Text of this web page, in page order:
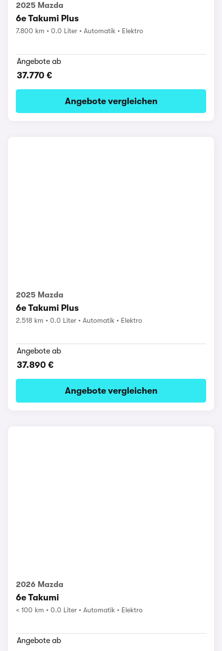
2025 Mazda
6e Takumi Plus
7.800 km 0.0 Liter Automatik Elektro
Angebote ab
37.770 €
Angebote vergleichen
2025 Mazda
6e Takumi Plus
2.518 km 0.0 Liter Automatik Elektro
Angebote ab
37.890 €
Angebote vergleichen
2026 Mazda
6e Takumi
< 100 km 0.0 Liter Automatik Elektro
Angebote ab